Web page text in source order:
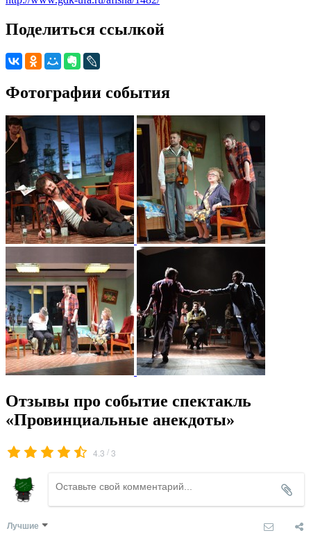
Поделиться ссылкой
Фотографии события
Отзывы про событие спектакль
«Провинциальные анекдоты»
4.3 /3
Лучшие